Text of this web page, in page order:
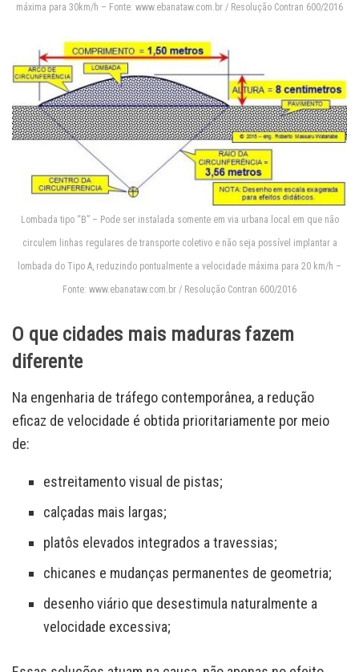
máxima para 30km/h – Fonte: www.ebanataw.com.br / Resolução Contran 600/2016
Lombada tipo “B” – Pode ser instalada somente em via urbana local em que não
circulem linhas regulares de transporte coletivo e não seja possível implantar a
lombada do Tipo A, reduzindo pontualmente a velocidade máxima para 20 km/h –
Fonte: www.ebanataw.com.br / Resolução Contran 600/2016
O que cidades mais maduras fazem
diferente
Na engenharia de tráfego contemporânea, a redução
eficaz de velocidade é obtida prioritariamente por meio
de:
estreitamento visual de pistas;
calçadas mais largas;
platôs elevados integrados a travessias;
chicanes e mudanças permanentes de geometria;
desenho viário que desestimula naturalmente a
velocidade excessiva;